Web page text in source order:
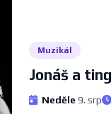
Muzikál
Jonáš a
Neděle 9. srp